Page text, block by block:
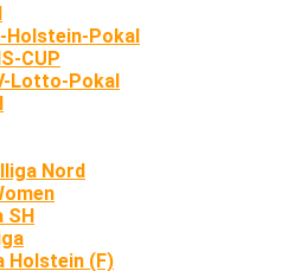
Holstein-Pokal
CUP
Lotto-Pokal
Nord
SH
Holstein (F)